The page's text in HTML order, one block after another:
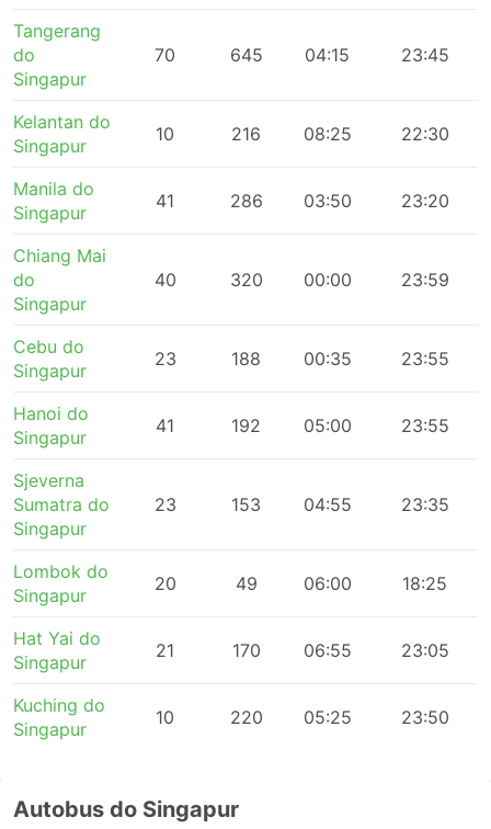
Tangerang
do
Singapur
70 645 04:15 23:45
Kelantan do
Singapur
10 216 08:25 22:30
Manila do
Singapur
41 286 03:50 23:20
Chiang Mai
do
Singapur
40 320 00:00 23:59
Cebu do
Singapur
23 188 00:35 23:55
Hanoi do
Singapur
41 192 05:00 23:55
Sjeverna
Sumatra do
Singapur
23 153 04:55 23:35
Lombok do
Singapur
20 49 06:00 18:25
Hat Yai do
Singapur
21 170 06:55 23:05
Kuching do
Singapur
10 220 05:25 23:50
Autobus do Singapur